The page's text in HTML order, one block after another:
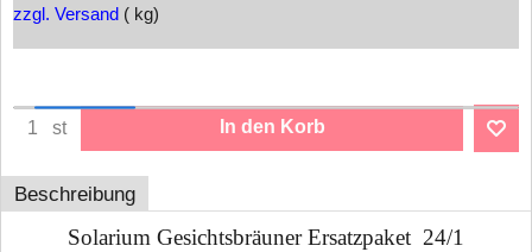
zzgl. Versand kg
st In den Korb
Beschreibung
Solarium Gesichtsbräuner Ersatzpaket 24/1